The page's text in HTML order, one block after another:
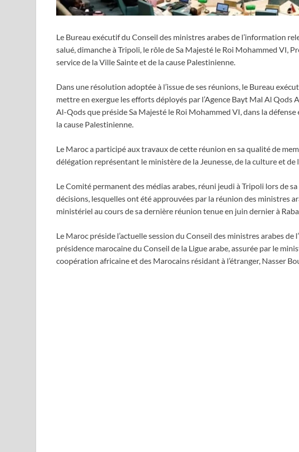
Le Bureau exécutif du Conseil des ministres arabes de l’information
salué, dimanche à Tripoli, le rôle de Sa Majesté le Roi Mohammed VI,
service de la Ville Sainte et de la cause Palestinienne.
Dans une résolution adoptée à l’issue de ses réunions, le Bureau
mettre en exergue les efforts déployés par l’Agence Bayt Mal Al Qods
Al-Qods que préside Sa Majesté le Roi Mohammed VI, dans la
la cause Palestinienne.
Le Maroc a participé aux travaux de cette réunion en sa qualité de
délégation représentant le ministère de la Jeunesse, de la culture et
Le Comité permanent des médias arabes, réuni jeudi à Tripoli lors de
décisions, lesquelles ont été approuvées par la réunion des ministres
ministériel au cours de sa dernière réunion tenue en juin dernier à
Le Maroc préside l’actuelle session du Conseil des ministres arabes
présidence marocaine du Conseil de la Ligue arabe, assurée par le
coopération africaine et des Marocains résidant à l’étranger, Nasser